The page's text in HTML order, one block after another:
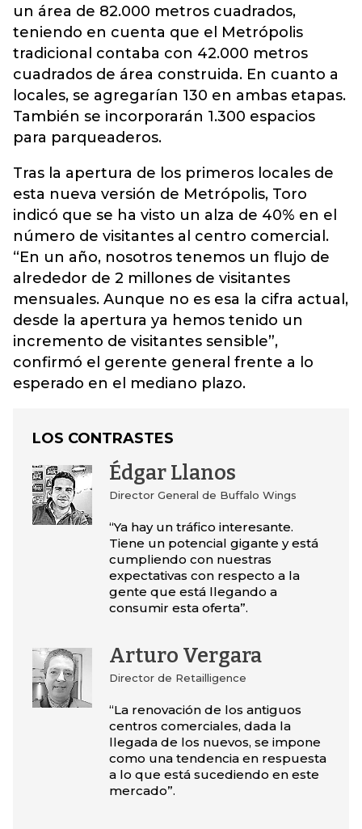
un área de 82.000 metros cuadrados,
teniendo en cuenta que el Metrópolis
tradicional contaba con 42.000 metros
cuadrados de área construida. En cuanto a
locales, se agregarían 130 en ambas etapas.
También se incorporarán 1.300 espacios
para parqueaderos.
Tras la apertura de los primeros locales de
esta nueva versión de Metrópolis, Toro
indicó que se ha visto un alza de 40% en el
número de visitantes al centro comercial.
“En un año, nosotros tenemos un flujo de
alrededor de 2 millones de visitantes
mensuales. Aunque no es esa la cifra actual,
desde la apertura ya hemos tenido un
incremento de visitantes sensible”,
confirmó el gerente general frente a lo
esperado en el mediano plazo.
LOS CONTRASTES
Édgar Llanos
Director General de Buffalo Wings
“Ya hay un tráfico interesante.
Tiene un potencial gigante y está
cumpliendo con nuestras
expectativas con respecto a la
gente que está llegando a
consumir esta oferta”.
Arturo Vergara
Director de Retailligence
“La renovación de los antiguos
centros comerciales, dada la
llegada de los nuevos, se impone
como una tendencia en respuesta
a lo que está sucediendo en este
mercado”.